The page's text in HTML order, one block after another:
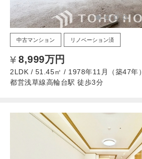
中古マンション リノベーション済
8,999万円
2LDK / 51.45㎡ / 1978年11月（築47年）
都営浅草線高輪台駅 徒歩3分